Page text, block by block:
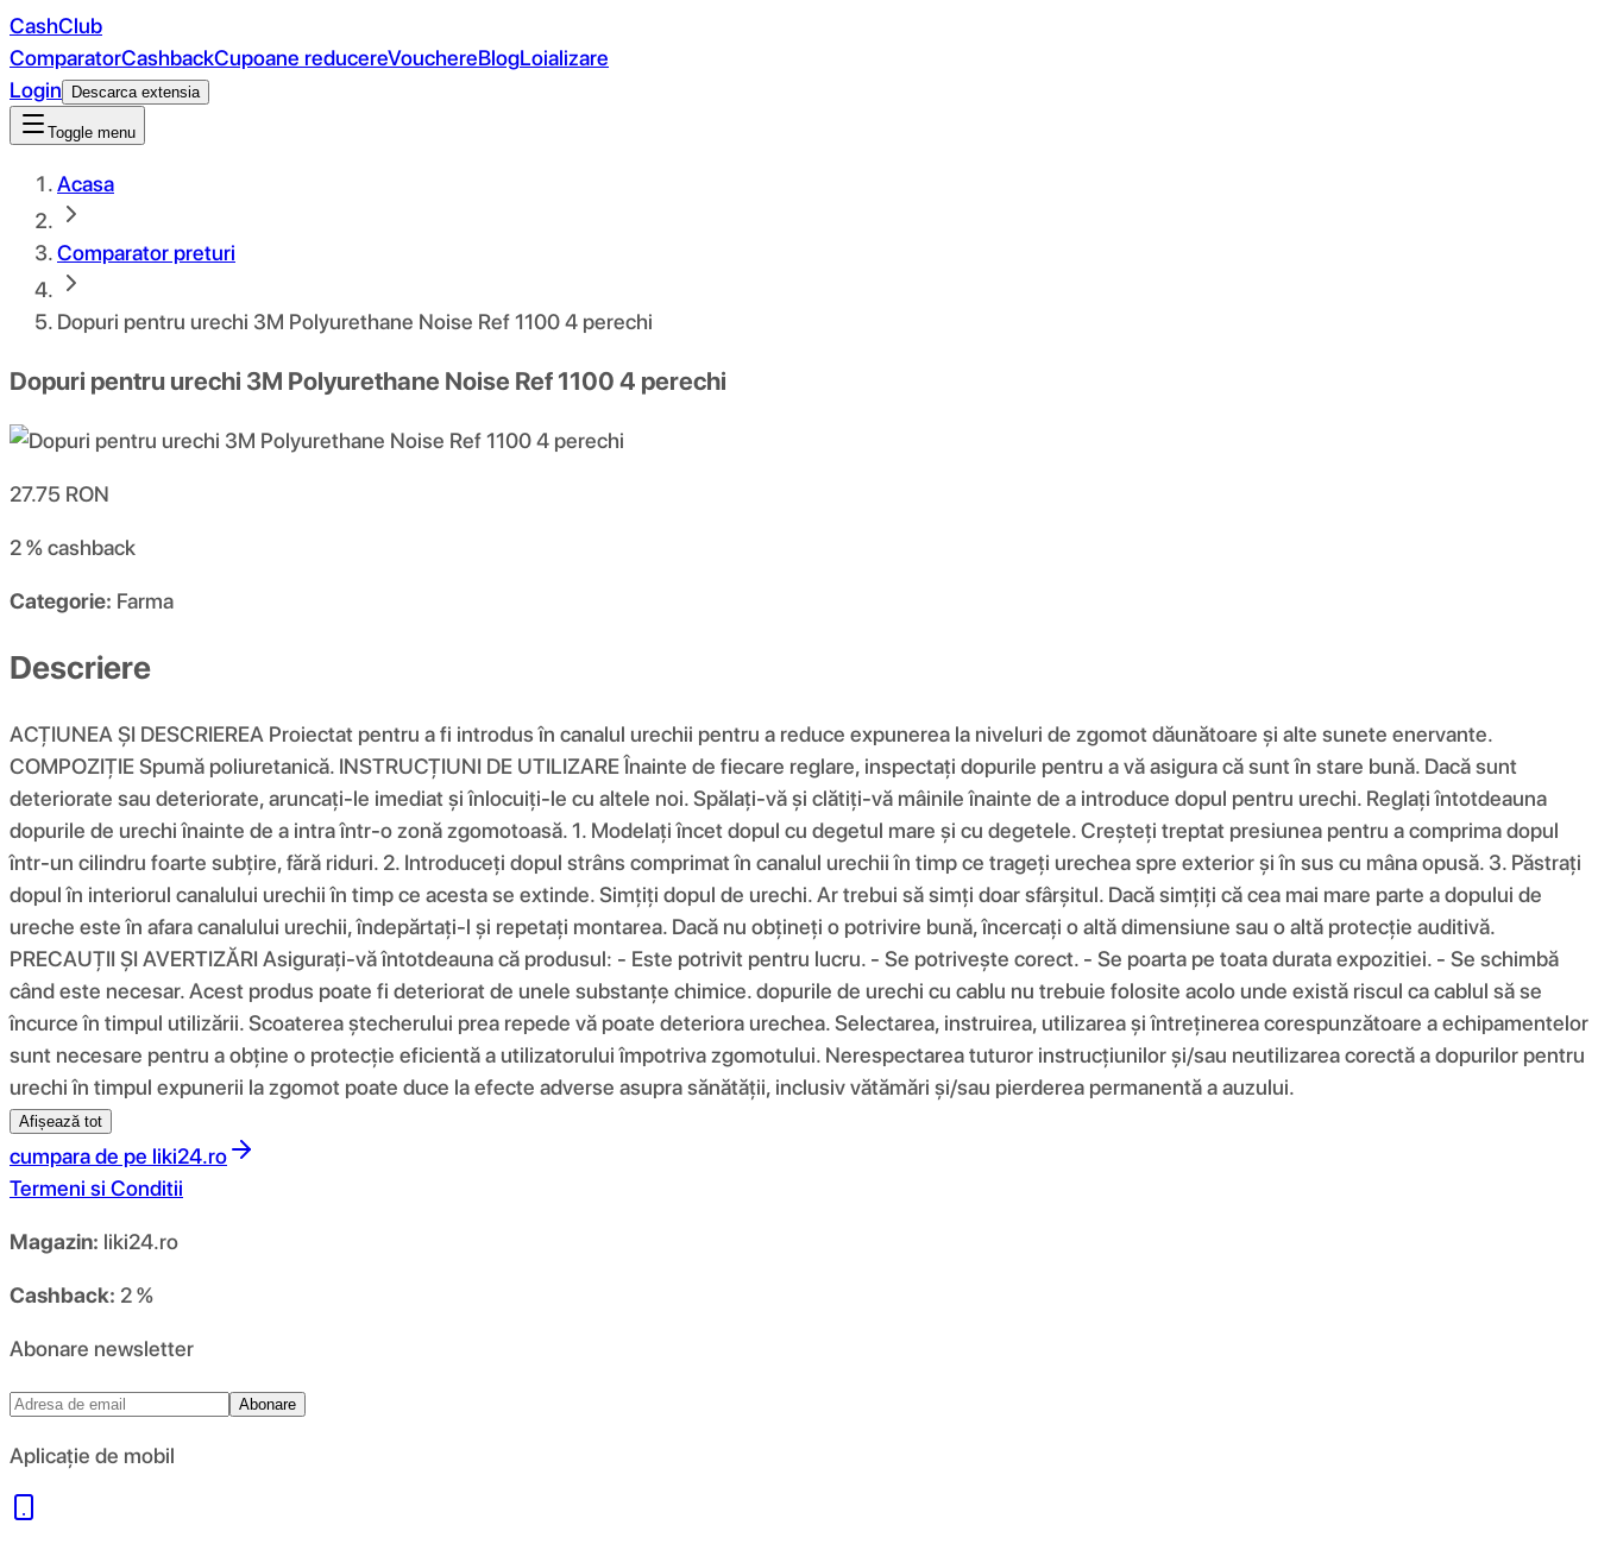
CashClub
ComparatorCashbackCupoane reducereVouchereBlogLoializare
Login
Descarca extensia
Toggle menu
Acasa
Comparator preturi
Dopuri pentru urechi 3M Polyurethane Noise Ref 1100 4 perechi
Dopuri pentru urechi 3M Polyurethane Noise Ref 1100 4 perechi
27.75 RON
2 %cashback
Categorie: Farma
Descriere
ACȚIUNEA ȘI DESCRIEREA Proiectat pentru a fi introdus în canalul urechii pentru a reduce expunerea la niveluri de zgomot dăunătoare și alte sunete enervante.
COMPOZIŢIE Spumă poliuretanică. INSTRUCȚIUNI DE UTILIZARE Înainte de fiecare reglare, inspectați dopurile pentru a vă asigura că sunt în stare bună. Dacă sunt
deteriorate sau deteriorate, aruncați-le imediat și înlocuiți-le cu altele noi. Spălați-vă și clătiți-vă mâinile înainte de a introduce dopul pentru urechi. Reglați întotdeauna
dopurile de urechi înainte de a intra într-o zonă zgomotoasă. 1. Modelați încet dopul cu degetul mare și cu degetele. Creșteți treptat presiunea pentru a comprima dopul
într-un cilindru foarte subțire, fără riduri. 2. Introduceți dopul strâns comprimat în canalul urechii în timp ce trageți urechea spre exterior și în sus cu mâna opusă. 3. Păstrați
dopul în interiorul canalului urechii în timp ce acesta se extinde. Simțiți dopul de urechi. Ar trebui să simți doar sfârșitul. Dacă simțiți că cea mai mare parte a dopului de
ureche este în afara canalului urechii, îndepărtați-l și repetați montarea. Dacă nu obțineți o potrivire bună, încercați o altă dimensiune sau o altă protecție auditivă.
PRECAUȚII ȘI AVERTIZĂRI Asigurați-vă întotdeauna că produsul: - Este potrivit pentru lucru. - Se potrivește corect. - Se poarta pe toata durata expozitiei. - Se schimbă
când este necesar. Acest produs poate fi deteriorat de unele substanțe chimice. dopurile de urechi cu cablu nu trebuie folosite acolo unde există riscul ca cablul să se
încurce în timpul utilizării. Scoaterea ștecherului prea repede vă poate deteriora urechea. Selectarea, instruirea, utilizarea și întreținerea corespunzătoare a echipamentelor
sunt necesare pentru a obține o protecție eficientă a utilizatorului împotriva zgomotului. Nerespectarea tuturor instrucțiunilor și/sau neutilizarea corectă a dopurilor pentru
urechi în timpul expunerii la zgomot poate duce la efecte adverse asupra sănătății, inclusiv vătămări și/sau pierderea permanentă a auzului.
Afișează tot
cumpara de pe liki24.ro
Termeni si Conditii
Magazin: liki24.ro
Cashback: 2 %
Abonare newsletter
Abonare
Aplicație de mobil